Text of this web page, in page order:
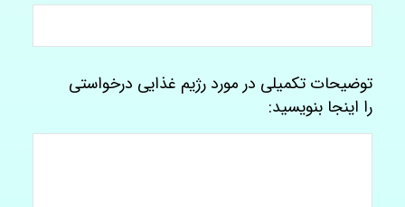
توضیحات تکمیلی در مورد رژیم غذایی درخواستی
را اینجا بنویسید: